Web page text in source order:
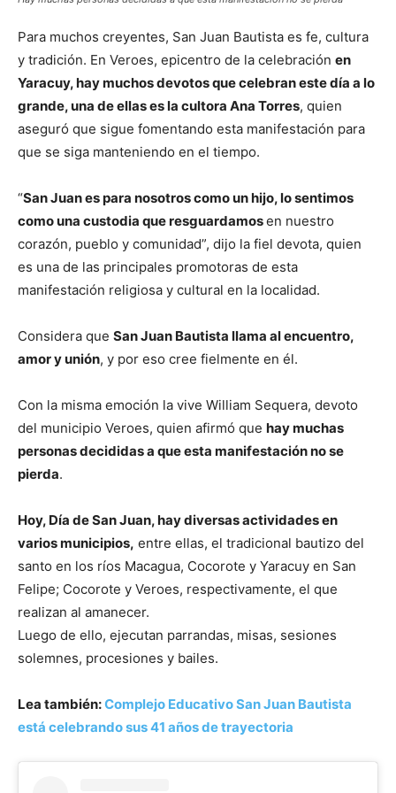
Para muchos creyentes, San Juan Bautista es fe, cultura
y tradición. En Veroes, epicentro de la celebración en
Yaracuy, hay muchos devotos que celebran este día a lo
grande, una de ellas es la cultora Ana Torres, quien
aseguró que sigue fomentando esta manifestación para
que se siga manteniendo en el tiempo.
“San Juan es para nosotros como un hijo, lo sentimos
como una custodia que resguardamosen nuestro
corazón, pueblo y comunidad”, dijo la fiel devota, quien
es una de las principales promotoras de esta
manifestación religiosa y cultural en la localidad.
Considera que San Juan Bautista llama al encuentro,
amor y unión, y por eso cree fielmente en él.
Con la misma emoción la vive William Sequera, devoto
del municipio Veroes, quien afirmó que hay muchas
personas decididas a que esta manifestación no se
pierda.
Hoy, Día de San Juan, hay diversas actividades en
varios municipios, entre ellas, el tradicional bautizo del
santo en los ríos Macagua, Cocorote y Yaracuy en San
Felipe; Cocorote y Veroes, respectivamente, el que
realizan al amanecer.
Luego de ello, ejecutan parrandas, misas, sesiones
solemnes, procesiones y bailes.
Lea también:Complejo Educativo San Juan Bautista
está celebrando sus 41 años de trayectoria